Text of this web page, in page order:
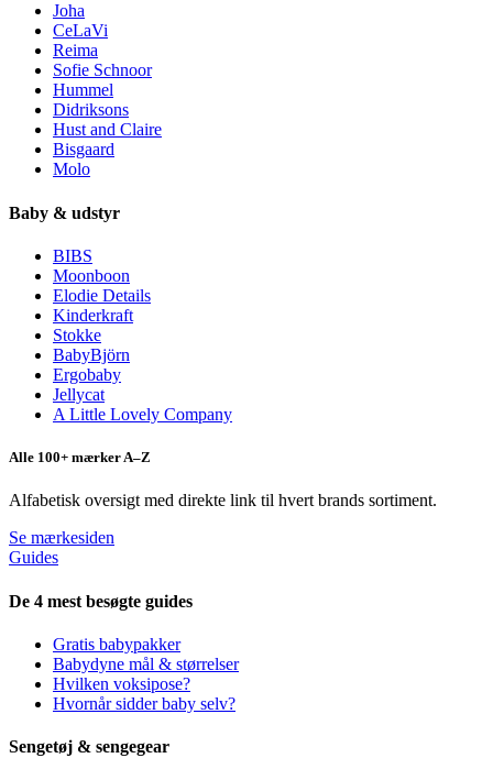
Joha
CeLaVi
Reima
Sofie Schnoor
Hummel
Didriksons
Hust and Claire
Bisgaard
Molo
Baby & udstyr
BIBS
Moonboon
Elodie Details
Kinderkraft
Stokke
BabyBjörn
Ergobaby
Jellycat
A Little Lovely Company
Alle 100+ mærker A–Z
Alfabetisk oversigt med direkte link til hvert brands sortiment.
Se mærkesiden
Guides
De 4 mest besøgte guides
Gratis babypakker
Babydyne mål & størrelser
Hvilken voksipose?
Hvornår sidder baby selv?
Sengetøj & sengegear